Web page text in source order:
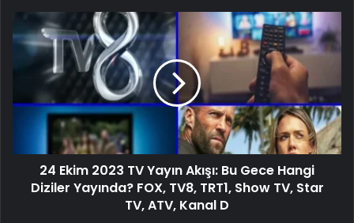
24 Ekim 2023 TV Yayın Akışı: Bu Gece Hangi
Diziler Yayında? FOX, TV8, TRT1, Show TV, Star
TV, ATV, Kanal D